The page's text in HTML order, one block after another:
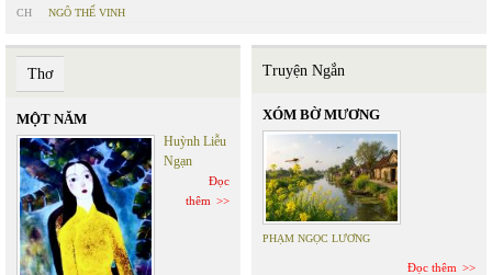
CH
NGÔ THẾ VINH
Thơ
MỘT NĂM
Huỳnh Liễu
Ngạn
Đọc
thêm
Truyện Ngắn
XÓM BỜ MƯƠNG
PHẠM NGỌC LƯƠNG
Đọc thêm